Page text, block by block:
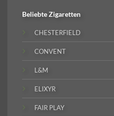
BeliebteZigaretten
CHESTERFIELD
CONVENT
L&M
ELIXYR
FAIR PLAY